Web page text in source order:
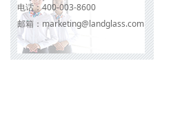
电话：400-003-8600
邮箱： marketing@landglass.com